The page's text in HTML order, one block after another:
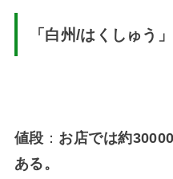
「白州/はくしゅう
値段 ： お店では約
ある。